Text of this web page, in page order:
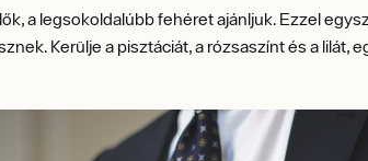
a legsokoldalúbb fehéret ajánljuk. Ezzel
Kerülje a pisztáciát, a rózsaszínt és a lilát,